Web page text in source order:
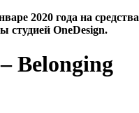
2020 года на
студией OneDesign.
Belonging